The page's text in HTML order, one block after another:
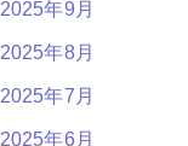
2025年9月
2025年8月
2025年7月
2025年6月